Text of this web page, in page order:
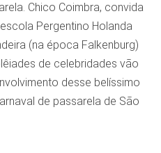
Chico Coimbra, convida
Pergentino Holanda
(na época Falkenburg)
de celebridades vão
desse belíssimo
de passarela de São